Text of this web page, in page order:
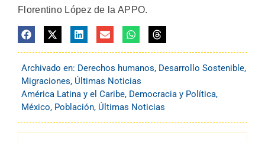
Florentino López de la APPO.
Archivado en: Derechos humanos, Desarrollo Sostenible,
Migraciones, Últimas Noticias
América Latina y el Caribe, Democracia y Política,
México, Población, Últimas Noticias